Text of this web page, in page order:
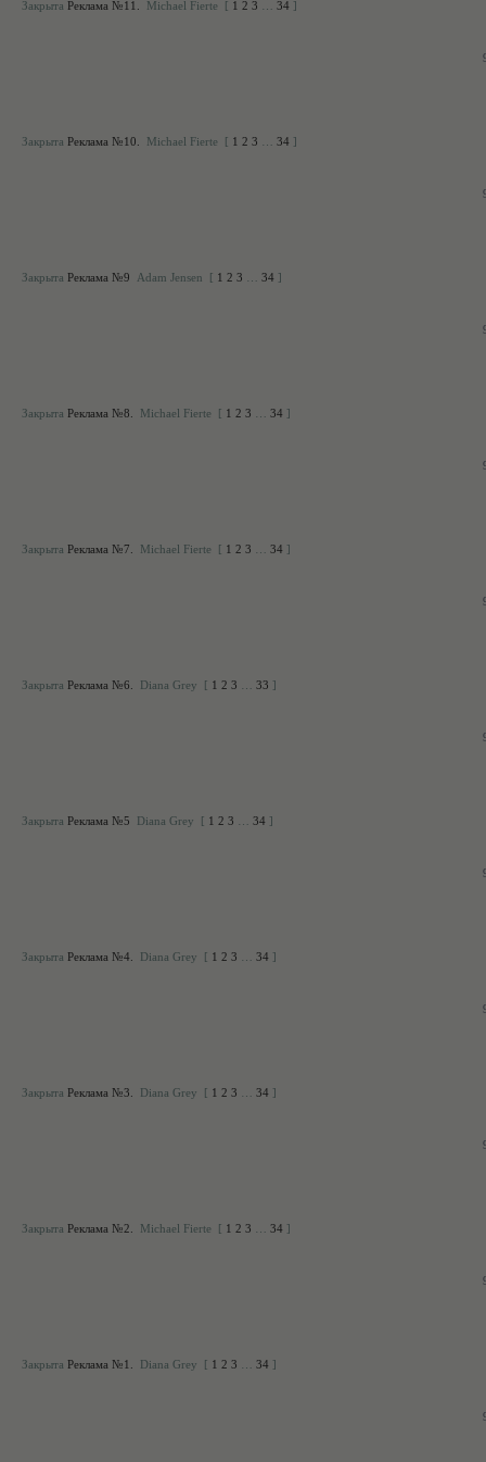
Закрыта Реклама №11. Michael Fierte [ 1 2 3 34 ]
Закрыта Реклама №10. Michael Fierte [ 1 2 3 34 ]
Закрыта Реклама №9 Adam Jensen [ 1 2 3 34 ]
Закрыта Реклама №8. Michael Fierte [ 1 2 3 34 ]
Закрыта Реклама №7. Michael Fierte [ 1 2 3 34 ]
Закрыта Реклама №6. Diana Grey [ 1 2 3 33 ]
Закрыта Реклама №5 Diana Grey [ 1 2 3 34 ]
Закрыта Реклама №4. Diana Grey [ 1 2 3 34 ]
Закрыта Реклама №3. Diana Grey [ 1 2 3 34 ]
Закрыта Реклама №2. Michael Fierte [ 1 2 3 34 ]
Закрыта Реклама №1. Diana Grey [ 1 2 3 34 ]